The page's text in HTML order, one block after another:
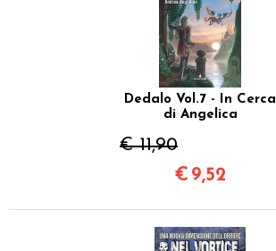
Dedalo Vol.7 - In Cerca
di Angelica
€ 11,90
€ 9,52